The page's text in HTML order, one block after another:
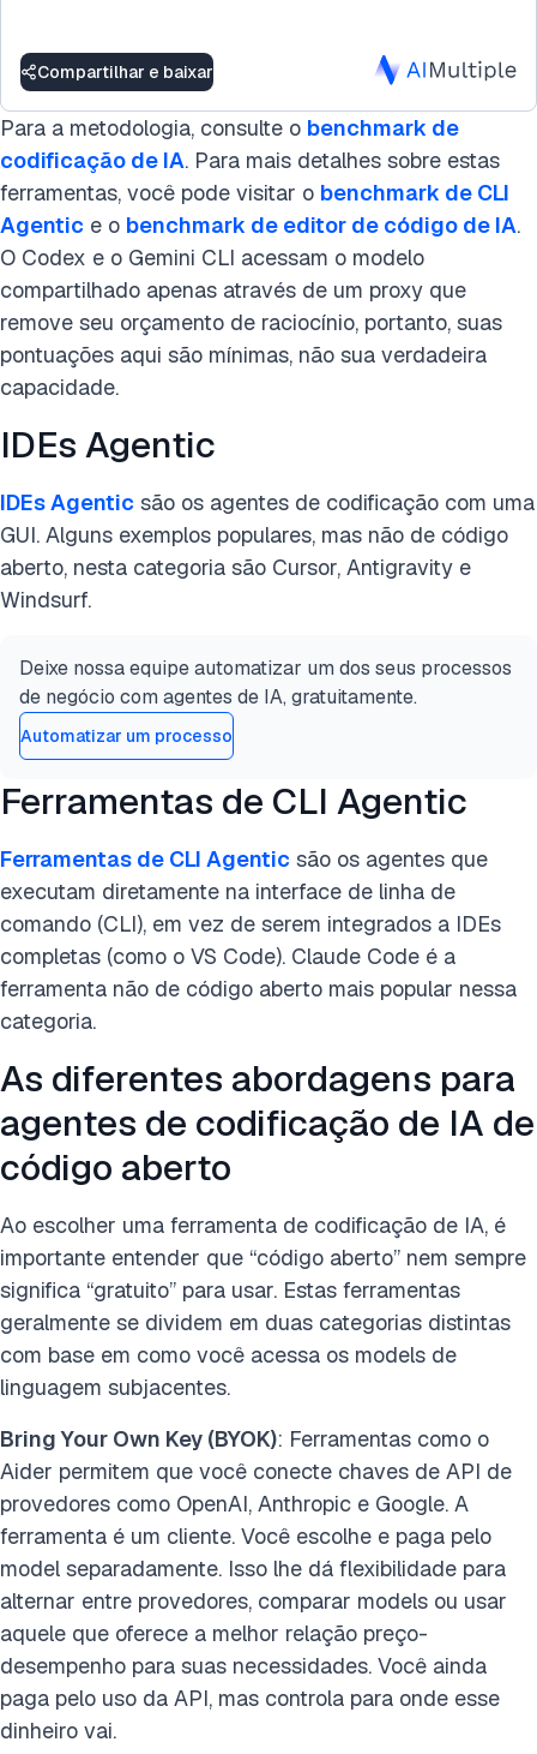
Compartilhar e baixar
Para a metodologia, consulte o benchmark de
codificação de IA. Para mais detalhes sobre estas
ferramentas, você pode visitar o benchmark de CLI
Agentic e o benchmark de editor de código de IA.
O Codex e o Gemini CLI acessam o modelo
compartilhado apenas através de um proxy que
remove seu orçamento de raciocínio, portanto, suas
pontuações aqui são mínimas, não sua verdadeira
capacidade.
IDEs Agentic
IDEs Agentic são os agentes de codificação com uma
GUI. Alguns exemplos populares, mas não de código
aberto, nesta categoria são Cursor, Antigravity e
Windsurf.
Deixe nossa equipe automatizar um dos seus processos
de negócio com agentes de IA, gratuitamente.
Automatizar um processo
Ferramentas de CLI Agentic
Ferramentas de CLI Agentic são os agentes que
executam diretamente na interface de linha de
comando (CLI), em vez de serem integrados a IDEs
completas (como o VS Code). Claude Code é a
ferramenta não de código aberto mais popular nessa
categoria.
As diferentes abordagens para
agentes de codificação de IA de
código aberto
Ao escolher uma ferramenta de codificação de IA, é
importante entender que “código aberto” nem sempre
significa “gratuito” para usar. Estas ferramentas
geralmente se dividem em duas categorias distintas
com base em como você acessa os models de
linguagem subjacentes.
Bring Your Own Key (BYOK): Ferramentas como o
Aider permitem que você conecte chaves de API de
provedores como OpenAI, Anthropic e Google. A
ferramenta é um cliente. Você escolhe e paga pelo
model separadamente. Isso lhe dá flexibilidade para
alternar entre provedores, comparar models ou usar
aquele que oferece a melhor relação preço-
desempenho para suas necessidades. Você ainda
paga pelo uso da API, mas controla para onde esse
dinheiro vai.